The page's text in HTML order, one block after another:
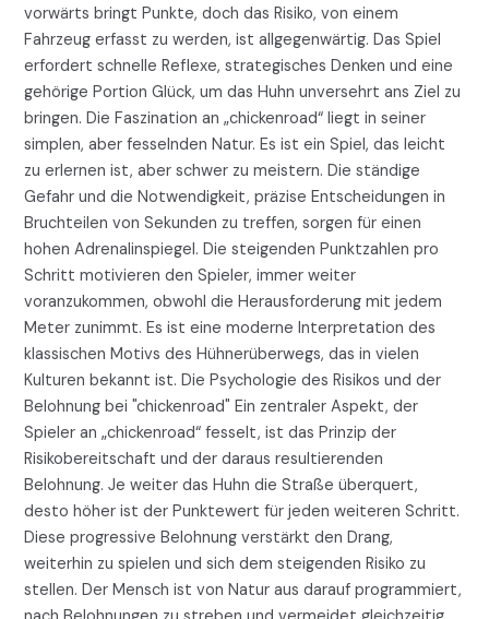
vorwärts bringt Punkte, doch das Risiko, von einem
Fahrzeug erfasst zu werden, ist allgegenwärtig. Das Spiel
erfordert schnelle Reflexe, strategisches Denken und eine
gehörige Portion Glück, um das Huhn unversehrt ans Ziel zu
bringen. Die Faszination an „chickenroad“ liegt in seiner
simplen, aber fesselnden Natur. Es ist ein Spiel, das leicht
zu erlernen ist, aber schwer zu meistern. Die ständige
Gefahr und die Notwendigkeit, präzise Entscheidungen in
Bruchteilen von Sekunden zu treffen, sorgen für einen
hohen Adrenalinspiegel. Die steigenden Punktzahlen pro
Schritt motivieren den Spieler, immer weiter
voranzukommen, obwohl die Herausforderung mit jedem
Meter zunimmt. Es ist eine moderne Interpretation des
klassischen Motivs des Hühnerüberwegs, das in vielen
Kulturen bekannt ist. Die Psychologie des Risikos und der
Belohnung bei "chickenroad" Ein zentraler Aspekt, der
Spieler an „chickenroad“ fesselt, ist das Prinzip der
Risikobereitschaft und der daraus resultierenden
Belohnung. Je weiter das Huhn die Straße überquert,
desto höher ist der Punktewert für jeden weiteren Schritt.
Diese progressive Belohnung verstärkt den Drang,
weiterhin zu spielen und sich dem steigenden Risiko zu
stellen. Der Mensch ist von Natur aus darauf programmiert,